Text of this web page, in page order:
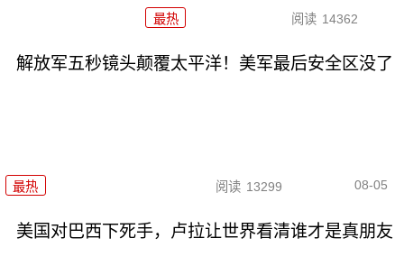
最热 阅读 14362
解放军五秒镜头颠覆太平洋！美军最后安全区没了
最热 阅读 13299 08-05
美国对巴西下死手，卢拉让世界看清谁才是真朋友